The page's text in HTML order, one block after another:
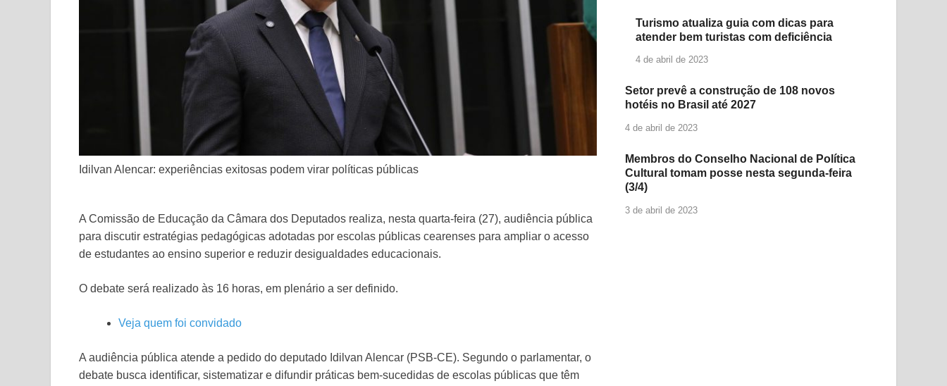
Idilvan Alencar: experiências exitosas podem virar políticas públicas
A Comissão de Educação da Câmara dos Deputados realiza, nesta quarta-feira (27), audiência pública
para discutir estratégias pedagógicas adotadas por escolas públicas cearenses para ampliar o acesso
de estudantes ao ensino superior e reduzir desigualdades educacionais.
O debate será realizado às 16 horas, em plenário a ser definido.
Veja quem foi convidado
A audiência pública atende a pedido do deputado Idilvan Alencar (PSB-CE). Segundo o parlamentar, o
debate busca identificar, sistematizar e difundir práticas bem-sucedidas de escolas públicas que têm
Turismo atualiza guia com dicas para
atender bem turistas com deficiência
4 de abril de 2023
Setor prevê a construção de 108 novos
hotéis no Brasil até 2027
4 de abril de 2023
Membros do Conselho Nacional de Política
Cultural tomam posse nesta segunda-feira
(3/4)
3 de abril de 2023